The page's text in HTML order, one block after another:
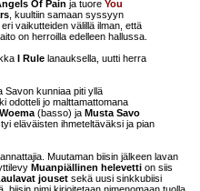
Of Pain ja tuore You
, kuultiin samaan syssyyn
vaikutteiden välillä ilman, että
on herroilla edelleen hallussa.
I Rule lanauksella, uutti herra
Savon kunniaa piti yllä
odotteli jo malttamattomana
Woema(basso) ja Musta Savo
eläväisten ihmeteltäväksi ja pian
Muutaman biisin jälkeen lavan
Muanpiällinen helevetti on siis
jouset sekä uusi sinkkubiisi